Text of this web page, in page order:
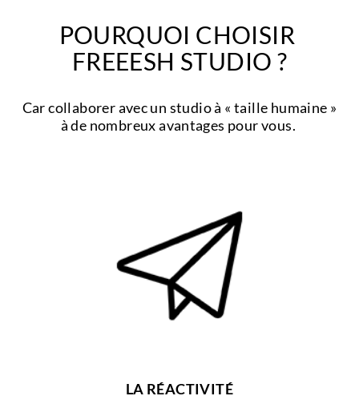
POURQUOI CHOISIR
FREEESH STUDIO ?
Car collaborer avec un studio à « taille humaine »
à de nombreux avantages pour vous.
LA RÉACTIVITÉ